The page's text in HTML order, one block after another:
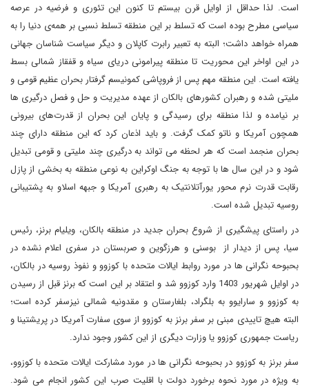
است. لذا حداقل از اوایل قرن بیستم تا کنون این تئوری و فرضیه در عرصه
سیاسی مطرح بوده است که تسلط بر این منطقه تسلط نسبی بر همه‌ی دنیا را به
همراه خواهد داشت؛ البته به تعبیر رابرت کاپلان و دیگر سیاست شناسان جهانی
در این اواخر این محوریت تا منطقه پیرامونی دریای سیاه و قفقاز شمالی بسط
یافته است. این منطقه مهم پس از فروپاشی کمونیسم گرفتار بحران عظیم قومی و
ملیتی شده و رهبران کشورهای بالکان از عهده مدیریت و حل و فصل درگیری ها
بر نیامده و لذا منطقه برای رسیدگی و پایان این بحران از قدرت‌های بیرونی
همچون آمریکا و ناتو کمک گرفت. و باید اذعان کرد که این منطقه دارای چند
بحران منجمد است که هر لحظه می تواند به درگیری چند ملیتی و قومی تبدیل
شود و در این سال ها با توجه به جنگ اوکراین به نوعی منطقه به بخشی از پازل
رقابت قدرت نرم محور یورآتلانتیک به رهبری آمریکا و جبهه اسلاو به پشتیبانی
روسیه تبدیل شده است.
در راستای پیشگیری از شروع بحران جدید در منطقه بالکان، ویلیام برنز، رئیس
سیا، پس از دیدار از بوسنی و هرزگوین و صربستان در سفری اعلام نشده در
بحبوحه نگرانی ها در مورد روابط ایالات متحده با کوزوو و نفوذ روسیه در بالکان،
در اوایل شهریور 1403 وارد کوزوو شد و اعتقاد بر این است که برنز قبل از رسیدن
به کوزوو و سارایوو به بلگراد، بلغارستان و مقدونیه شمالی نیزسفر کرده است؛
البته هیچ تاییدی مبنی بر سفر برنز به کوزوو از سوی سفارت آمریکا در پریشتینا و
ریاست جمهوری کوزوو یا وزارت دیگری از این کشور وجود ندارد.
سفر برنز به کوزوو در بحبوحه نگرانی ها در مورد مشارکت ایالات متحده با کوزوو،
به ویژه در مورد نحوه برخورد دولت با اقلیت صرب این کشور انجام می شود.